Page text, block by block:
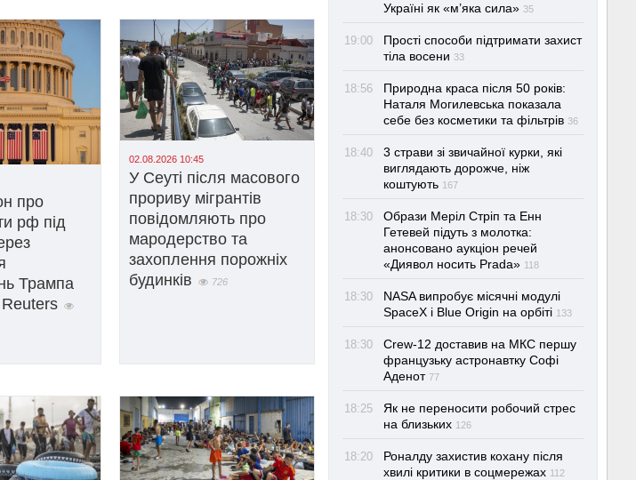
про
рф під
Трампа
02.08.2026 10:45
У Сеуті після масового
прориву мігрантів
повідомляють про
мародерство та
захоплення порожніх
будинків
726
Україні як «м’яка сила» 35
19:00
Прості способи підтримати захист
тіла восени 33
18:56
Природна краса після 50 років:
Наталя Могилевська показала
себе без косметики та фільтрів 36
18:40
3 страви зі звичайної курки, які
виглядають дорожче, ніж
коштують 167
18:30
Образи Меріл Стріп та Енн
Гетевей підуть з молотка:
анонсовано аукціон речей
«Диявол носить Prada» 118
18:30
NASA випробує місячні модулі
SpaceX і Blue Origin на орбіті 133
18:30
Crew-12 доставив на МКС першу
французьку астронавтку Софі
Аденот 77
18:25
Як не переносити робочий стрес
на близьких 126
18:20
Роналду захистив кохану після
хвилі критики в соцмережах 112